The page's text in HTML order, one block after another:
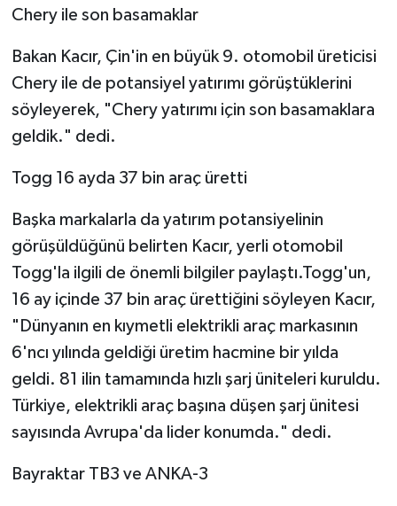
Chery ile son basamaklar
Bakan Kacır, Çin'in en büyük 9. otomobil üreticisi
Chery ile de potansiyel yatırımı görüştüklerini
söyleyerek, "Chery yatırımı için son basamaklara
geldik." dedi.
Togg 16 ayda 37 bin araç üretti
Başka markalarla da yatırım potansiyelinin
görüşüldüğünü belirten Kacır, yerli otomobil
Togg'la ilgili de önemli bilgiler paylaştı.Togg'un,
16 ay içinde 37 bin araç ürettiğini söyleyen Kacır,
"Dünyanın en kıymetli elektrikli araç markasının
6'ncı yılında geldiği üretim hacmine bir yılda
geldi. 81 ilin tamamında hızlı şarj üniteleri kuruldu.
Türkiye, elektrikli araç başına düşen şarj ünitesi
sayısında Avrupa'da lider konumda." dedi.
Bayraktar TB3 ve ANKA-3